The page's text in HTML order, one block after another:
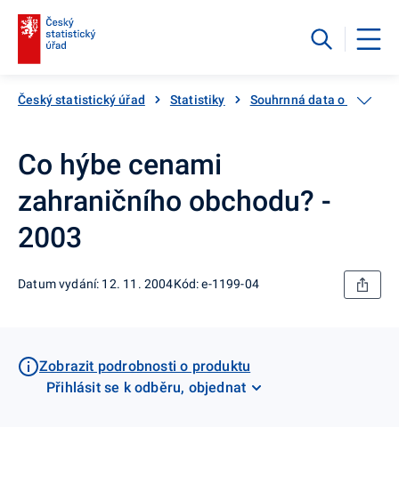
Český statistický úřad Statistiky Souhrnná data o Česku
Co hýbe cenami
zahraničního obchodu? -
2003
Datum vydání: 12. 11. 2004Kód: e-1199-04
Zobrazit podrobnosti o produktu
Přihlásit se k odběru, objednat